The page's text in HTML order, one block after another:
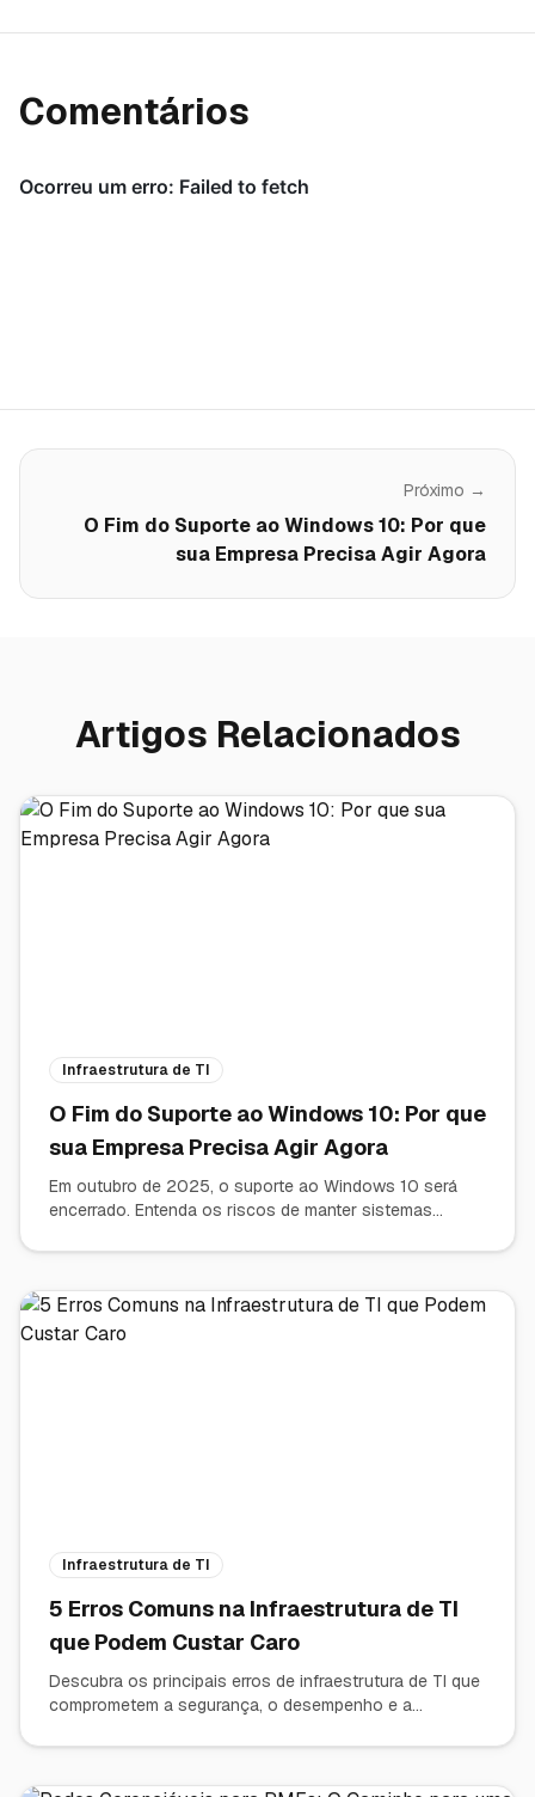
Comentários
Próximo →
O Fim do Suporte ao Windows 10: Por que
sua Empresa Precisa Agir Agora
Artigos Relacionados
Infraestrutura de TI
O Fim do Suporte ao Windows 10: Por que
sua Empresa Precisa Agir Agora
Em outubro de 2025, o suporte ao Windows 10 será
encerrado. Entenda os riscos de manter sistemas
software é vital para a segurança e competitividade do
Infraestrutura de TI
5 Erros Comuns na Infraestrutura de TI
que Podem Custar Caro
Descubra os principais erros de infraestrutura de TI que
comprometem a segurança, o desempenho e a